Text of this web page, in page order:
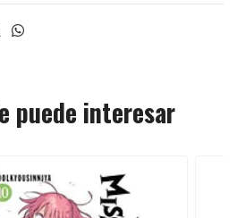
puede interesar